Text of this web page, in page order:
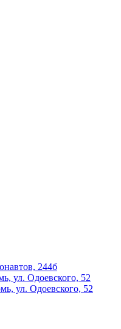
244б
ул. Одоевского, 52
ул. Одоевского, 52